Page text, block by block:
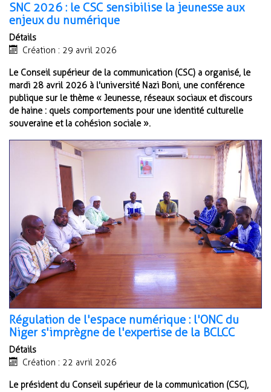
SNC 2026 : le CSC sensibilise la jeunesse aux
enjeux du numérique
Détails
Création : 29 avril 2026
Le Conseil supérieur de la communication (CSC) a organisé, le
mardi 28 avril 2026 à l'université Nazi Boni, une conférence
publique sur le thème « Jeunesse, réseaux sociaux et discours
de haine : quels comportements pour une identité culturelle
souveraine et la cohésion sociale ».
Régulation de l'espace numérique : l'ONC du
Niger s'imprègne de l'expertise de la BCLCC
Détails
Création : 22 avril 2026
Le président du Conseil supérieur de la communication (CSC),